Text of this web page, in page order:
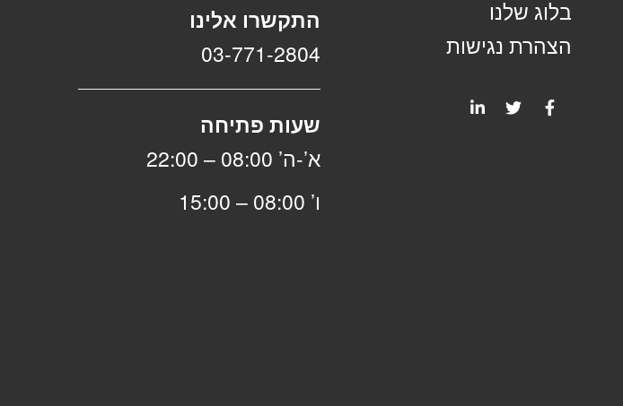
בלוג שלנו
הצהרת נגישות
התקשרו אלינו
03-771-2804
שעות פתיחה
א’-ה’ 08:00 – 22:00
ו’ 08:00 – 15:00